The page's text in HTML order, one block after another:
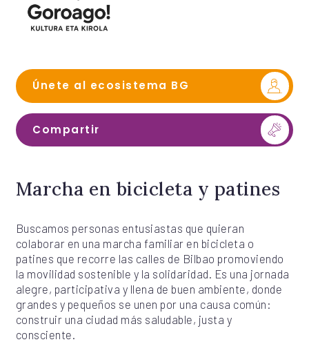
Únete al ecosistema BG
Compartir
Marcha en bicicleta y patines
Buscamos personas entusiastas que quieran
colaborar en una marcha familiar en bicicleta o
patines que recorre las calles de Bilbao promoviendo
la movilidad sostenible y la solidaridad. Es una jornada
alegre, participativa y llena de buen ambiente, donde
grandes y pequeños se unen por una causa común:
construir una ciudad más saludable, justa y
consciente.